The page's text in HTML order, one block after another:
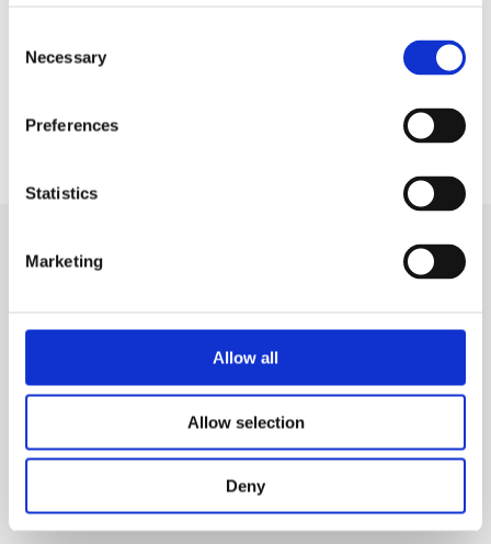
Necessary
Preferences
Statistics
Marketing
Allow all
Allow selection
Deny
UUTISET
Nordic Angel Program
Mannerheimintie 39 A17
Y-tunnus: 2718808-2